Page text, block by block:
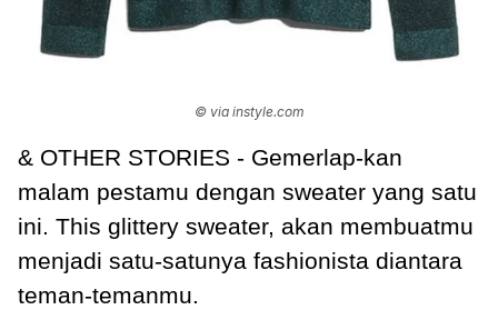
© via instyle.com
& OTHER STORIES - Gemerlap-kan
malam pestamu dengan sweater yang satu
ini. This glittery sweater, akan membuatmu
menjadi satu-satunya fashionista diantara
teman-temanmu.